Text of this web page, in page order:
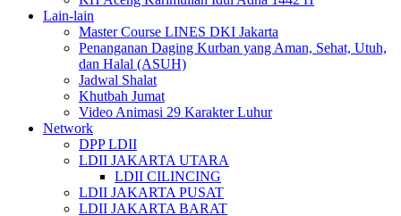
Lain-lain
Master Course LINES DKI Jakarta
Penanganan Daging Kurban yang Aman, Sehat, Utuh,
dan Halal (ASUH)
Jadwal Shalat
Khutbah Jumat
Video Animasi 29 Karakter Luhur
Network
DPP LDII
LDII JAKARTA UTARA
LDII CILINCING
LDII JAKARTA PUSAT
LDII JAKARTA BARAT